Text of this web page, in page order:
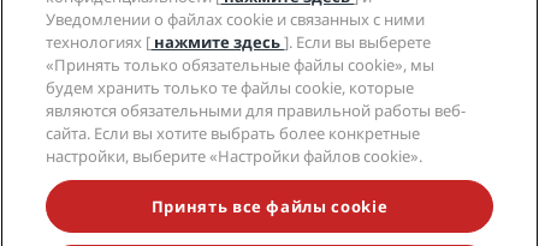
НЕ ПРОПУСТИТЕ НАШИ ПРЕДЛОЖЕНИЯ,
ПОЛЬЗУЮЩИЕСЯ НАИБОЛЬШЕЙ
ПОПУЛЯРНОСТЬЮ
© 2026 Radisson Hotel Group.Все права защищены. RHG Radisson
Уведомлении о файлах cookie и связанных с ними
технологиях [ нажмите здесь]. Если вы выберете
«Принять только обязательные файлы cookie», мы
будем хранить только те файлы cookie, которые
являются обязательными для правильной работы веб-
сайта. Если вы хотите выбрать более конкретные
настройки, выберите «Настройки файлов cookie».
Принять все файлы cookie